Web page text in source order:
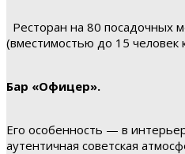
Ресторан на 80 посадочных
(вместимостью до 15 человек
Бар «Офицер».
Его особенность — в
аутентичная советская